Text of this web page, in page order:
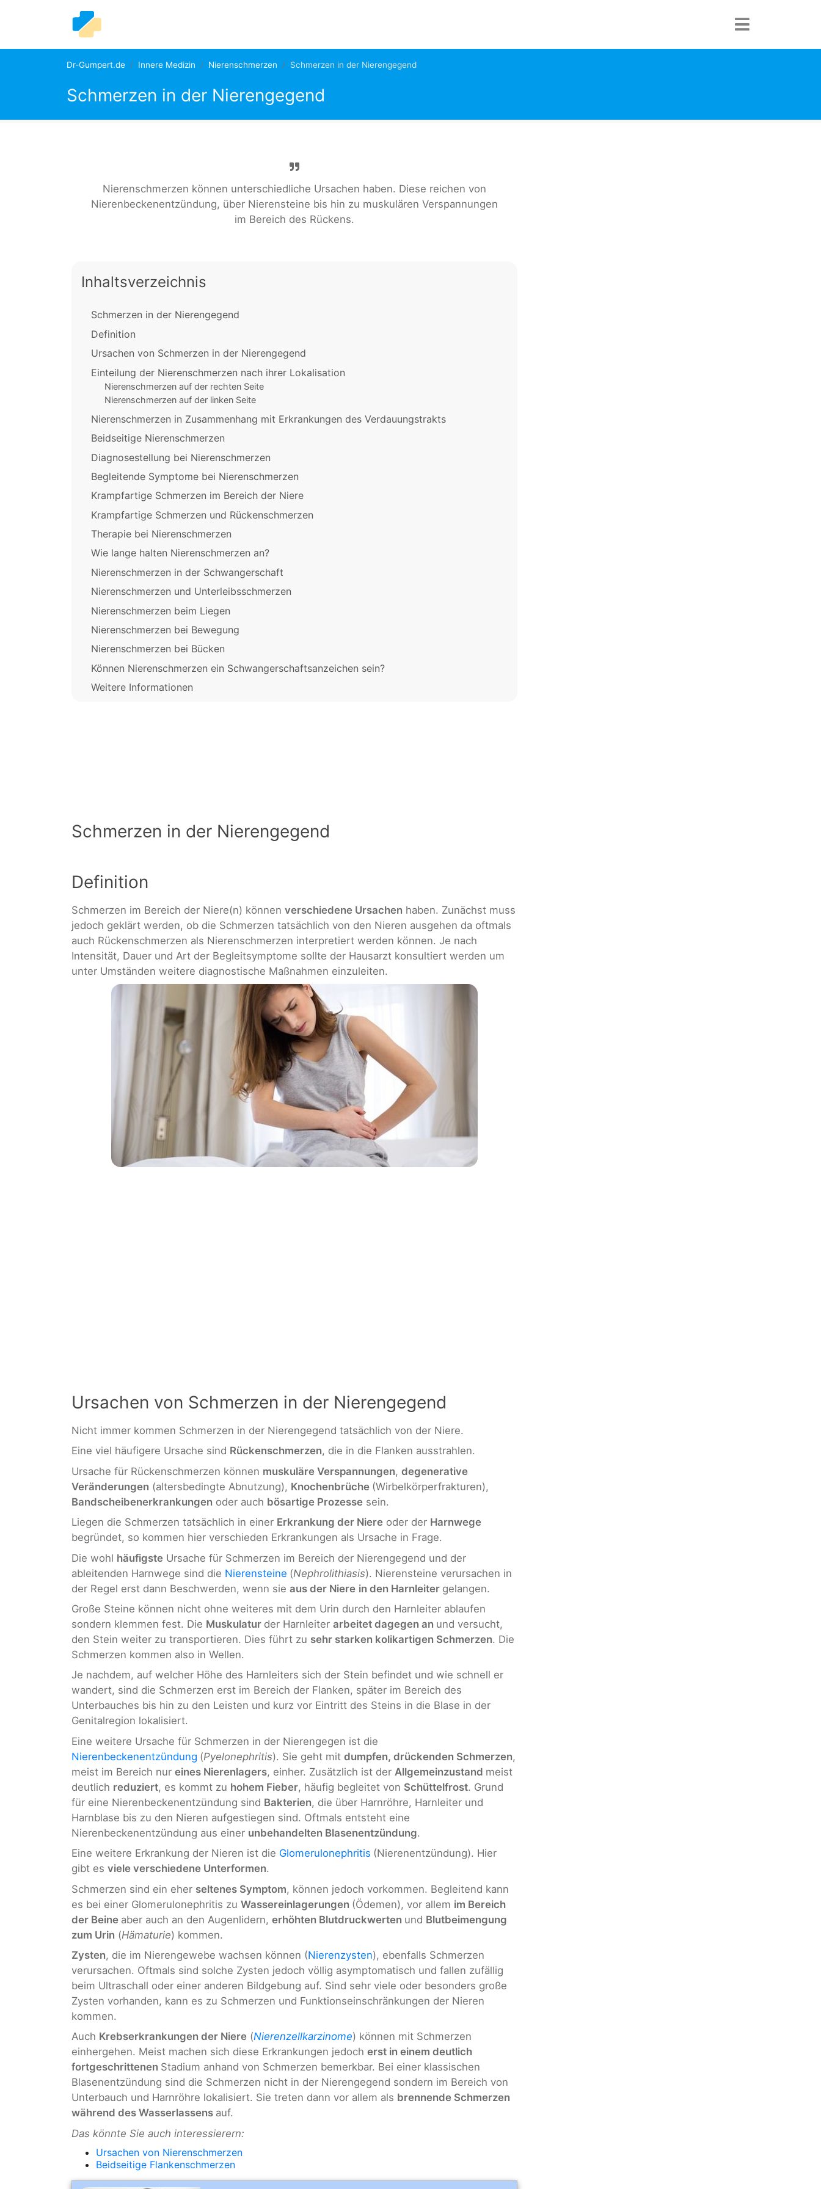
Dr-Gumpert.de Innere Medizin Nierenschmerzen Schmerzen in der Nierengegend
Schmerzen in der Nierengegend
Nierenschmerzen können unterschiedliche Ursachen haben. Diese reichen von
Nierenbeckenentzündung, über Nierensteine bis hin zu muskulären Verspannungen
im Bereich des Rückens.
Inhaltsverzeichnis
Schmerzen in der Nierengegend
Definition
Ursachen von Schmerzen in der Nierengegend
Einteilung der Nierenschmerzen nach ihrer Lokalisation
Nierenschmerzen auf der rechten Seite
Nierenschmerzen auf der linken Seite
Nierenschmerzen in Zusammenhang mit Erkrankungen des Verdauungstrakts
Beidseitige Nierenschmerzen
Diagnosestellung bei Nierenschmerzen
Begleitende Symptome bei Nierenschmerzen
Krampfartige Schmerzen im Bereich der Niere
Krampfartige Schmerzen und Rückenschmerzen
Therapie bei Nierenschmerzen
Wie lange halten Nierenschmerzen an?
Nierenschmerzen in der Schwangerschaft
Nierenschmerzen und Unterleibsschmerzen
Nierenschmerzen beim Liegen
Nierenschmerzen bei Bewegung
Nierenschmerzen bei Bücken
Können Nierenschmerzen ein Schwangerschaftsanzeichen sein?
Weitere Informationen
Schmerzen in der Nierengegend
Definition
Schmerzen im Bereich der Niere(n) können verschiedene Ursachen haben. Zunächst muss
jedoch geklärt werden, ob die Schmerzen tatsächlich von den Nieren ausgehen da oftmals
auch Rückenschmerzen als Nierenschmerzen interpretiert werden können. Je nach
Intensität, Dauer und Art der Begleitsymptome sollte der Hausarzt konsultiert werden um
unter Umständen weitere diagnostische Maßnahmen einzuleiten.
Ursachen von Schmerzen in der Nierengegend
Nicht immer kommen Schmerzen in der Nierengegend tatsächlich von der Niere.
Eine viel häufigere Ursache sind Rückenschmerzen, die in die Flanken ausstrahlen.
Ursache für Rückenschmerzen können muskuläre Verspannungen, degenerative
Veränderungen (altersbedingte Abnutzung), Knochenbrüche (Wirbelkörperfrakturen),
Bandscheibenerkrankungen oder auch bösartige Prozesse sein.
Liegen die Schmerzen tatsächlich in einer Erkrankung der Niere oder der Harnwege
begründet, so kommen hier verschieden Erkrankungen als Ursache in Frage.
Die wohl häufigste Ursache für Schmerzen im Bereich der Nierengegend und der
ableitenden Harnwege sind die Nierensteine (Nephrolithiasis). Nierensteine verursachen in
der Regel erst dann Beschwerden, wenn sie aus der Niere in den Harnleiter gelangen.
Große Steine können nicht ohne weiteres mit dem Urin durch den Harnleiter ablaufen
sondern klemmen fest. Die Muskulatur der Harnleiter arbeitet dagegen an und versucht,
den Stein weiter zu transportieren. Dies führt zu sehr starken kolikartigen Schmerzen. Die
Schmerzen kommen also in Wellen.
Je nachdem, auf welcher Höhe des Harnleiters sich der Stein befindet und wie schnell er
wandert, sind die Schmerzen erst im Bereich der Flanken, später im Bereich des
Unterbauches bis hin zu den Leisten und kurz vor Eintritt des Steins in die Blase in der
Genitalregion lokalisiert.
Eine weitere Ursache für Schmerzen in der Nierengegen ist die
Nierenbeckenentzündung (Pyelonephritis). Sie geht mit dumpfen, drückenden Schmerzen,
meist im Bereich nur eines Nierenlagers, einher. Zusätzlich ist der Allgemeinzustand meist
deutlich reduziert, es kommt zu hohem Fieber, häufig begleitet von Schüttelfrost. Grund
für eine Nierenbeckenentzündung sind Bakterien, die über Harnröhre, Harnleiter und
Harnblase bis zu den Nieren aufgestiegen sind. Oftmals entsteht eine
Nierenbeckenentzündung aus einer unbehandelten Blasenentzündung.
Eine weitere Erkrankung der Nieren ist die Glomerulonephritis (Nierenentzündung). Hier
gibt es viele verschiedene Unterformen.
Schmerzen sind ein eher seltenes Symptom, können jedoch vorkommen. Begleitend kann
es bei einer Glomerulonephritis zu Wassereinlagerungen (Ödemen), vor allem im Bereich
der Beine aber auch an den Augenlidern, erhöhten Blutdruckwerten und Blutbeimengung
zum Urin (Hämaturie) kommen.
Zysten, die im Nierengewebe wachsen können (Nierenzysten), ebenfalls Schmerzen
verursachen. Oftmals sind solche Zysten jedoch völlig asymptomatisch und fallen zufällig
beim Ultraschall oder einer anderen Bildgebung auf. Sind sehr viele oder besonders große
Zysten vorhanden, kann es zu Schmerzen und Funktionseinschränkungen der Nieren
kommen.
Auch Krebserkrankungen der Niere (Nierenzellkarzinome) können mit Schmerzen
einhergehen. Meist machen sich diese Erkrankungen jedoch erst in einem deutlich
fortgeschrittenen Stadium anhand von Schmerzen bemerkbar. Bei einer klassischen
Blasenentzündung sind die Schmerzen nicht in der Nierengegend sondern im Bereich von
Unterbauch und Harnröhre lokalisiert. Sie treten dann vor allem als brennende Schmerzen
während des Wasserlassens auf.
Das könnte Sie auch interessierern:
Ursachen von Nierenschmerzen
Beidseitige Flankenschmerzen